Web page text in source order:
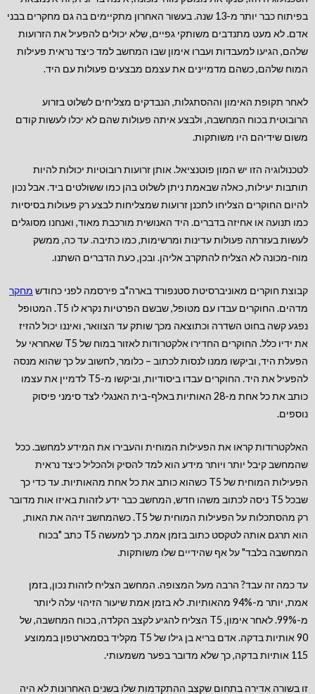
בפיתוח כבר יותר מ-13 שנה. בעשור האחרון מתקיימים בה גם מחקרים בבני
אדם. לא מעט מתנדבים משותקי גפיים, שלא יכולים להפעיל את הזרועות
שלהם, הגיעו למעבדות ועברו אימון שבו המחשב למד כיצד נראית פעילות
המוח שלהם, כשהם מדמיינים את עצמם מבצעים פעולות עם היד.
לאחר תקופת האימון וההסתגלות, הנבדקים מצליחים לשלוט בזרוע
הרובוטית בכוח המחשבה, ולבצע איתה פעולות שהם לא יכלו לעשות קודם
משום שידיהם היו משותקות.
לטכנולוגיה הזו יש המון פוטנציאל. אותן זרועות רובוטיות יכולות להיות
תותבות יעילות, כאלה שבאמת ניתן לשלוט בהן כמו ששולטים ביד. אבל נכון
להיום החוקרים הצליחו לתכנן זרועות שמצליחות לבצע רק פעולות בסיסיות
כמו תנועה או אחיזה בדברים. היד האנושית מורכבת מאוד, ואנחנו מסוגלים
לעשות בעזרתה פעולות עדינות ומרשימות, כמו כתיבה. עד כה, ממשק
מוח-מכונה לא הצליח להתקרב אליהן. ובכן, כעת הדברים השתנו.
קבוצת חוקרים מאוניברסיטת סטנפורד בארה"ב פירסמה לפני כחודש מחקר
מדהים. החוקרים עבדו עם מטופל, שבשם הפרטיות נקרא לו T5. המטופל
נפגע קשה בחוט השדרה וכתוצאה מכך שותק עד הצוואר, ואיננו יכול להזיז
את ידיו כלל. החוקרים החדירו אלקטרודות לאזור במוח של T5 שאחראי על
הפעלת היד, וביקשו ממנו לנסות לכתוב – כלומר, לחשוב על כך שהוא מנסה
להפעיל את היד. החוקרים עבדו ביסודיות, וביקשו מ-T5 לדמיין את עצמו
כותב את כל אחת מ-28 האותיות באלף-בית האנגלי לצד סימני פיסוק
נוספים.
האלקטרודות קראו את הפעילות המוחית והעבירו את המידע למחשב. ככל
שהמחשב קיבל יותר ויותר מידע הוא למד להסיק ולהכליל כיצד נראית
הפעילות המוחית של T5 כשהוא כותב את כל אחת מהאותיות. עד כדי כך
שבכל T5 ניסה לכתוב משהו חדש, המחשב כבר ידע לזהות באיזו אות מדובר
רק מהסתכלות על הפעילות המוחית של T5. כשהמחשב זיהה את האות,
הוא תרגם אותה לטקסט כתוב בזמן אמת. כך למעשה T5 כתב "בכוח
המחשבה בלבד" על אף שהידיים שלו משותקות.
עד כמה זה עבד? הרבה מעל המצופה. המחשב הצליח לזהות נכון, בזמן
אמת, יותר מ-94% מהאותיות. לא בזמן אמת שיעור הזיהוי עלה ליותר
מ-99%. לאחר אימון, T5 הצליח להגיע לקצב הקלדה, בכוח המחשבה, של
90 אותיות בדקה. אדם בריא בן גילו של T5 מקליד בסמארטפון בממוצע
115 אותיות בדקה, כך שלא מדובר בפער משמעותי.
זו בשורה אדירה בתחום שקצב ההתקדמות שלו בשנים האחרונות לא היה